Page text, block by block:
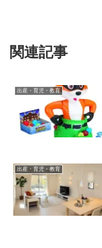
関連記事
出産・育児・教育
出産・育児・教育